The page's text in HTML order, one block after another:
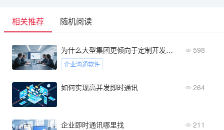
相关推荐 随机阅读
为什么大型集团更倾向于定制开发企业沟通的软件？ 598
企业沟通软件
如何实现高并发即时通讯 264
企业即时通讯哪里找 211